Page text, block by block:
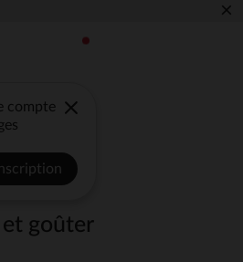
×
compte
goûter